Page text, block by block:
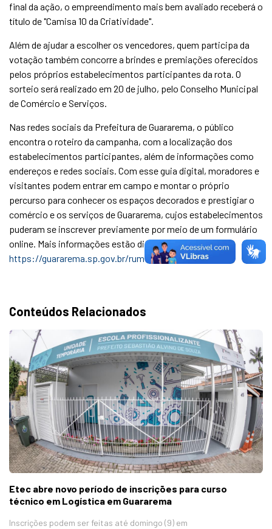
final da ação, o empreendimento mais bem avaliado receberá o
título de "Camisa 10 da Criatividade".
Além de ajudar a escolher os vencedores, quem participa da
votação também concorre a brindes e premiações oferecidos
pelos próprios estabelecimentos participantes da rota. O
sorteio será realizado em 20 de julho, pelo Conselho Municipal
de Comércio e Serviços.
Nas redes sociais da Prefeitura de Guararema, o público
encontra o roteiro da campanha, com a localização dos
estabelecimentos participantes, além de informações como
endereços e redes sociais. Com esse guia digital, moradores e
visitantes podem entrar em campo e montar o próprio
percurso para conhecer os espaços decorados e prestigiar o
comércio e os serviços de Guararema, cujos estabelecimentos
puderam se inscrever previamente por meio de um formulário
online. Mais informações estão disponíveis no endereço
https://guararema.sp.gov.br/rumos-da-copa.
Conteúdos Relacionados
Etec abre novo período de inscrições para curso
técnico em Logística em Guararema
Inscrições podem ser feitas até domingo (9) em